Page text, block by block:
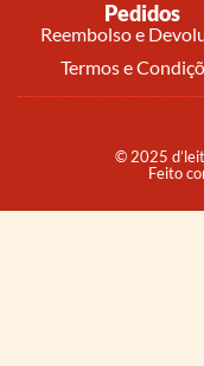
Pedidos
Reembolso e
Termos e
© 2025
Feito